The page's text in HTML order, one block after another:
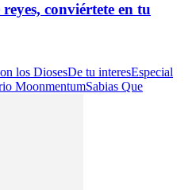
conviértete en tu
los DiosesDe tu interesEspecial
MoonmentumSabias Que